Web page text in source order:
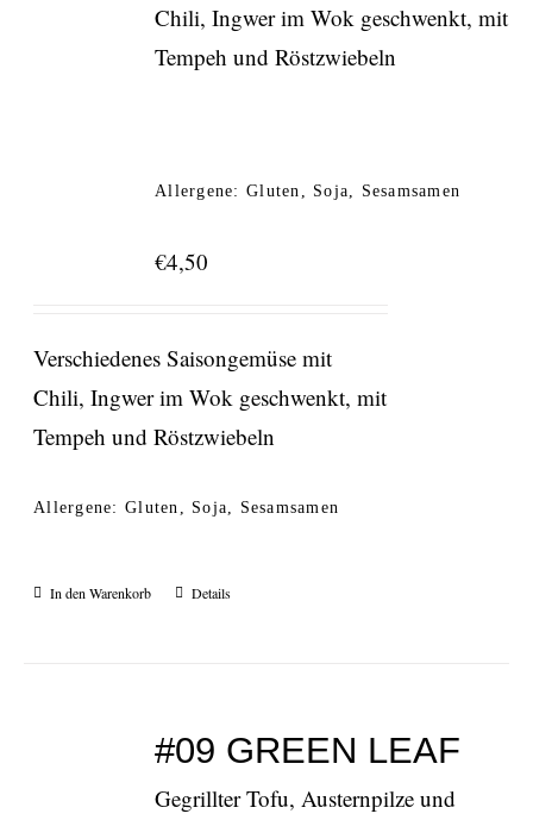
Chili, Ingwer im Wok geschwenkt, mit
Tempeh und Röstzwiebeln
Allergene: Gluten, Soja, Sesamsamen
€4,50
Verschiedenes Saisongemüse mit
Chili, Ingwer im Wok geschwenkt, mit
Tempeh und Röstzwiebeln
Allergene: Gluten, Soja, Sesamsamen
In den Warenkorb Details
#09 GREEN LEAF
Gegrillter Tofu, Austernpilze und